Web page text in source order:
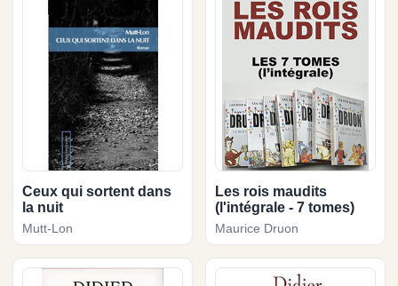
Ceux qui sortent dans
la nuit
Mutt-Lon
Les rois maudits
(l'intégrale - 7 tomes)
Maurice Druon